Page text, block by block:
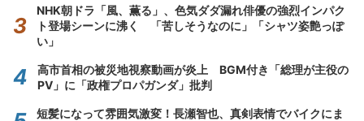
NHK朝ドラ「風、薫る」、色気ダダ漏れ俳優の強烈インパク
ト登場シーンに沸く 「苦しそうなのに」「シャツ姿艶っぽ
い」
高市首相の被災地視察動画が炎上 BGM付き「総理が主役の
PV」に「政権プロパガンダ」批判
短髪になって雰囲気激変！長瀬智也、真剣表情でバイクにま